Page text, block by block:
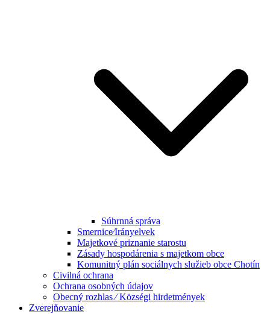
Súhrnná správa
Smernice⁄Irányelvek
Majetkové priznanie starostu
Zásady hospodárenia s majetkom obce
Komunitný plán sociálnych služieb obce Chotín
Civilná ochrana
Ochrana osobných údajov
Obecný rozhlas ⁄ Községi hirdetmények
Zverejňovanie